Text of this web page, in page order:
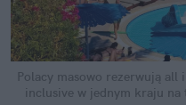
Polacy masowo rezerwują
inclusive w jednym kraju na